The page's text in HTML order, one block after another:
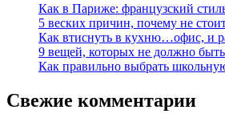
Как в Париже: французский
5 веских причин, почему не
Как втиснуть в кухню…офис, и
9 вещей, которых не должно
Как правильно выбрать
Свежие комментарии